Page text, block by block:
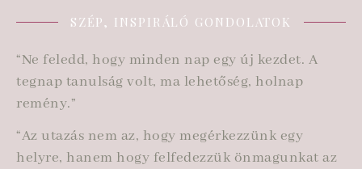
SZÉP, INSPIRÁLÓ GONDOLATOK
“Ne feledd, hogy minden nap egy új kezdet. A
tegnap tanulság volt, ma lehetőség, holnap
remény.”
“Az utazás nem az, hogy megérkezzünk egy
helyre, hanem hogy felfedezzük önmagunkat az